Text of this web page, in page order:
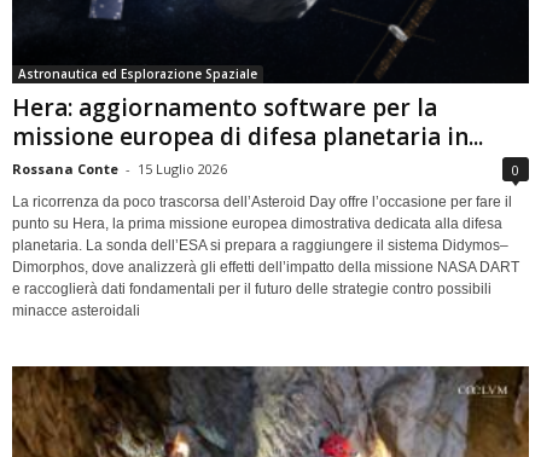
Astronautica ed Esplorazione Spaziale
Hera: aggiornamento software per la
missione europea di difesa planetaria in...
Rossana Conte - 15 Luglio 2026 0
La ricorrenza da poco trascorsa dell’Asteroid Day offre l’occasione per fare il
punto su Hera, la prima missione europea dimostrativa dedicata alla difesa
planetaria. La sonda dell’ESA si prepara a raggiungere il sistema Didymos–
Dimorphos, dove analizzerà gli effetti dell’impatto della missione NASA DART
e raccoglierà dati fondamentali per il futuro delle strategie contro possibili
minacce asteroidali